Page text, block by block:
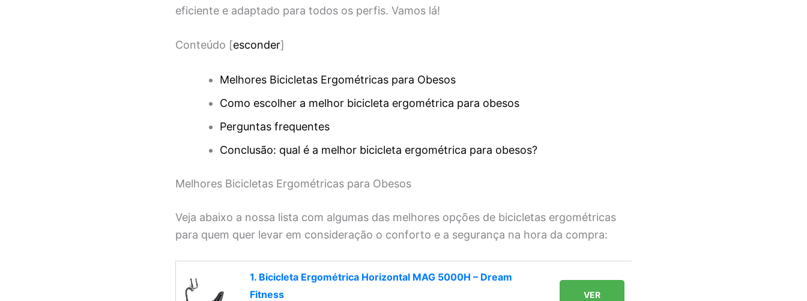
eficiente e adaptado para todos os perfis. Vamos lá!
Conteúdo [esconder]
Melhores Bicicletas Ergométricas para Obesos
Como escolher a melhor bicicleta ergométrica para obesos
Perguntas frequentes
Conclusão: qual é a melhor bicicleta ergométrica para obesos?
Melhores Bicicletas Ergométricas para Obesos
Veja abaixo a nossa lista com algumas das melhores opções de bicicletas ergométricas
para quem quer levar em consideração o conforto e a segurança na hora da compra:
1. Bicicleta Ergométrica Horizontal MAG 5000H – Dream
Fitness
VER